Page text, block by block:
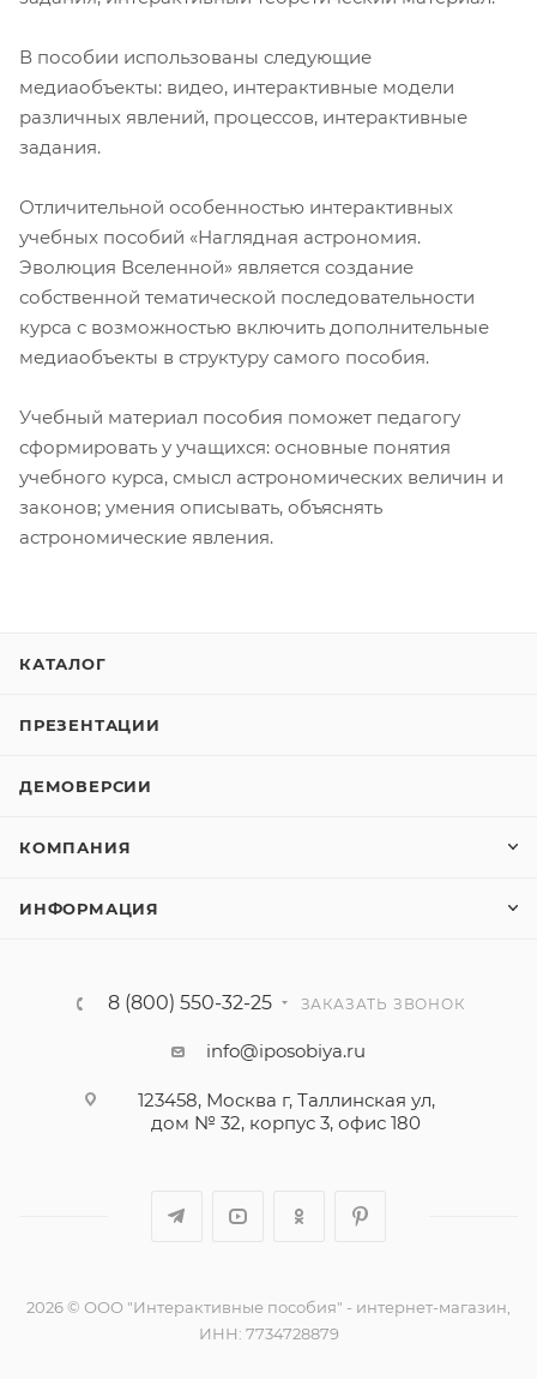
В пособии использованы следующие
медиаобъекты: видео, интерактивные модели
различных явлений, процессов, интерактивные
задания.
Отличительной особенностью интерактивных
учебных пособий «Наглядная астрономия.
Эволюция Вселенной» является создание
собственной тематической последовательности
курса с возможностью включить дополнительные
медиаобъекты в структуру самого пособия.
Учебный материал пособия поможет педагогу
сформировать у учащихся: основные понятия
учебного курса, смысл астрономических величин и
законов; умения описывать, объяснять
астрономические явления.
КАТАЛОГ
ПРЕЗЕНТАЦИИ
ДЕМОВЕРСИИ
КОМПАНИЯ
ИНФОРМАЦИЯ
8 (800) 550-32-25 ЗАКАЗАТЬ ЗВОНОК
info@iposobiya.ru
123458, Москва г, Таллинская ул,
дом № 32, корпус 3, офис 180
2026 © ООО "Интерактивные пособия" - интернет-магазин,
ИНН: 7734728879